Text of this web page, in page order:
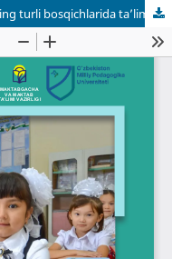
O‘zbekiston mustaqillik taraqqiyotining turli bosqichlarida ta’lim paradigmalarining evolyutsion tahlili